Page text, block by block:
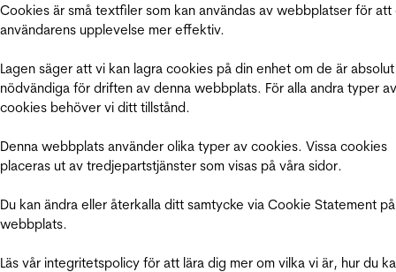
Cookies är små textfiler som kan användas av webbplatser för att
användarens upplevelse mer effektiv.
Lagen säger att vi kan lagra cookies på din enhet om de är absolut
nödvändiga för driften av denna webbplats. För alla andra typer av
cookies behöver vi ditt tillstånd.
Denna webbplats använder olika typer av cookies. Vissa cookies
placeras ut av tredjepartstjänster som visas på våra sidor.
Du kan ändra eller återkalla ditt samtycke via Cookie Statement
webbplats.
Läs vår integritetspolicy för att lära dig mer om vilka vi är, hur du